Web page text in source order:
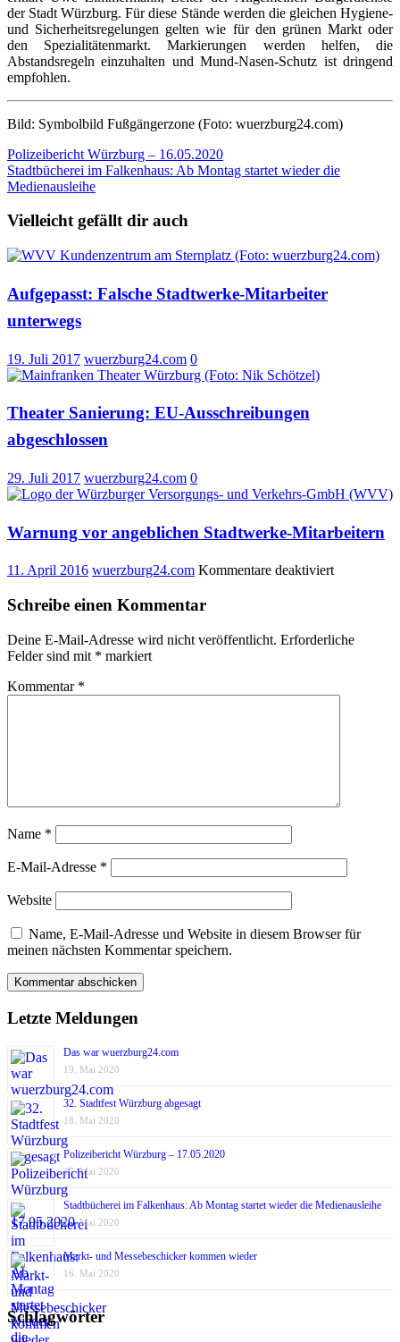
der Stadt Würzburg. Für diese Stände werden die gleichen Hygiene-
und Sicherheitsregelungen gelten wie für den grünen Markt oder
den Spezialitätenmarkt. Markierungen werden helfen, die
Abstandsregeln einzuhalten und Mund-Nasen-Schutz ist dringend
empfohlen.
Bild: Symbolbild Fußgängerzone (Foto: wuerzburg24.com)
Beitragsnavigation
Polizeibericht Würzburg – 16.05.2020
Stadtbücherei im Falkenhaus: Ab Montag startet wieder die
Medienausleihe
Vielleicht gefällt dir auch
Aufgepasst: Falsche Stadtwerke-Mitarbeiter
unterwegs
19. Juli 2017 wuerzburg24.com 0
Theater Sanierung: EU-Ausschreibungen
abgeschlossen
29. Juli 2017 wuerzburg24.com 0
Warnung vor angeblichen Stadtwerke-Mitarbeitern
11. April 2016 wuerzburg24.com Kommentare deaktiviertfür
Stadtwerke-
Schreibe einen Kommentar
Deine E-Mail-Adresse wird nicht veröffentlicht. Erforderliche
Felder sind mit * markiert
Kommentar *
Name *
E-Mail-Adresse *
Website
Name, E-Mail-Adresse und Website in diesem Browser für
meinen nächsten Kommentar speichern.
Letzte Meldungen
Das war wuerzburg24.com
19. Mai 2020
32. Stadtfest Würzburg abgesagt
18. Mai 2020
Polizeibericht Würzburg – 17.05.2020
17. Mai 2020
Stadtbücherei im Falkenhaus: Ab Montag startet wieder die Medienausleihe
17. Mai 2020
Markt- und Messebeschicker kommen wieder
16. Mai 2020
Schlagwörter